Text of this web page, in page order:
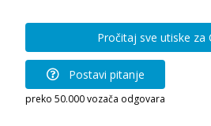
Pročitaj sve utiske za
Postavi pitanje
preko 50.000 vozača odgovara